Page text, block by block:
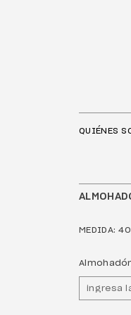
QUIÉNES
MEDIDA: